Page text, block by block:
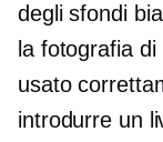
degli sfondi
la fotografia
usato
introdurre un